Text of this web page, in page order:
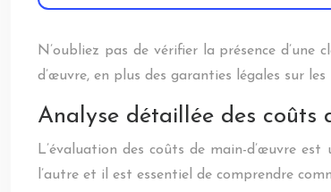
N’oubliez pas de vérifier la présence
d’œuvre, en plus des garanties légales sur
Analyse détaillée des coûts
L’évaluation des coûts de main-d’œuvre
l’autre et il est essentiel de comprendre